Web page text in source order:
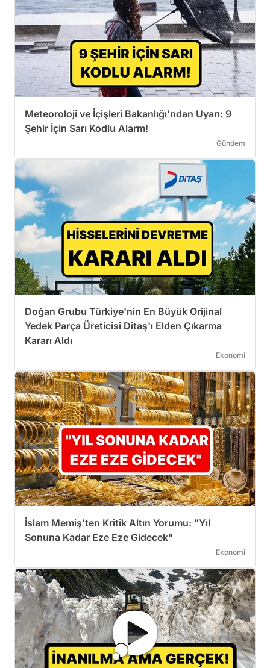
Meteoroloji ve İçişleri Bakanlığı'ndan Uyarı: 9
Şehir İçin Sarı Kodlu Alarm!
Gündem
Doğan Grubu Türkiye'nin En Büyük Orijinal
Yedek Parça Üreticisi Ditaş'ı Elden Çıkarma
Kararı Aldı
Ekonomi
İslam Memiş'ten Kritik Altın Yorumu: "Yıl
Sonuna Kadar Eze Eze Gidecek"
Ekonomi